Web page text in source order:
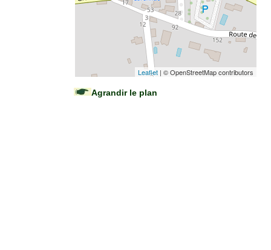
Leaflet | © OpenStreetMap contributors
Agrandir le plan